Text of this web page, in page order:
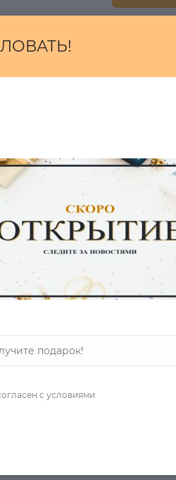
осень-зиму 2022 г.
М. Заказать у нас
Практически все товары
с условиями